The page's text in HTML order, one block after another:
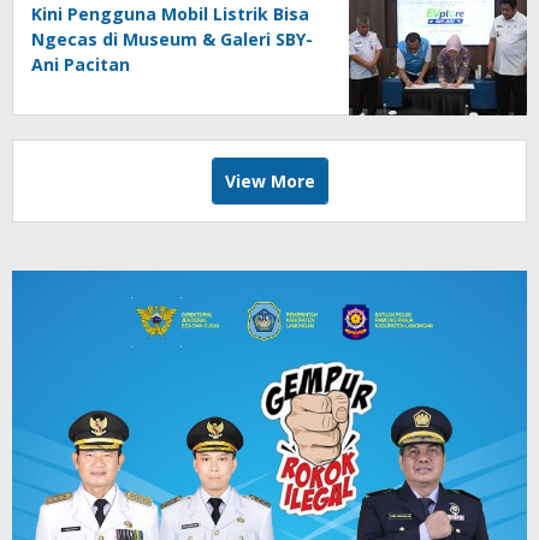
Kini Pengguna Mobil Listrik Bisa
Ngecas di Museum & Galeri SBY-
Ani Pacitan
View More